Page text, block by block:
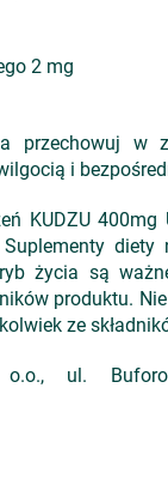
2 mg
przechowuj w
i
KUDZU
życia są
produktu.
ze
ul.